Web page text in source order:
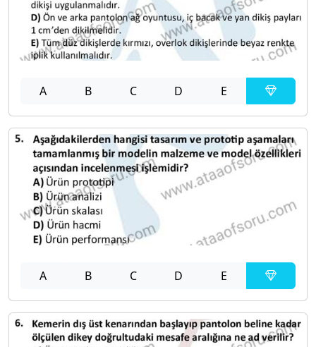
A B C D E
A B C D E